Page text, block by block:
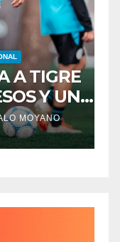
TIGRE
Y UNA
MOYANO